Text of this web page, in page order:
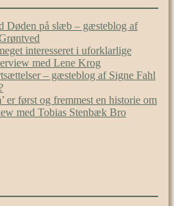
Døden på slæb – gæsteblog af
interesseret i uforklarlige
med Lene Krog
– gæsteblog af Signe Fahl
er først og fremmest en historie om
med Tobias Stenbæk Bro